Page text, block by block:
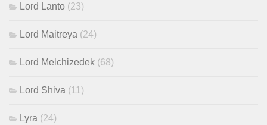
Lord Lanto (23)
Lord Maitreya (24)
Lord Melchizedek (68)
Lord Shiva (11)
Lyra (24)